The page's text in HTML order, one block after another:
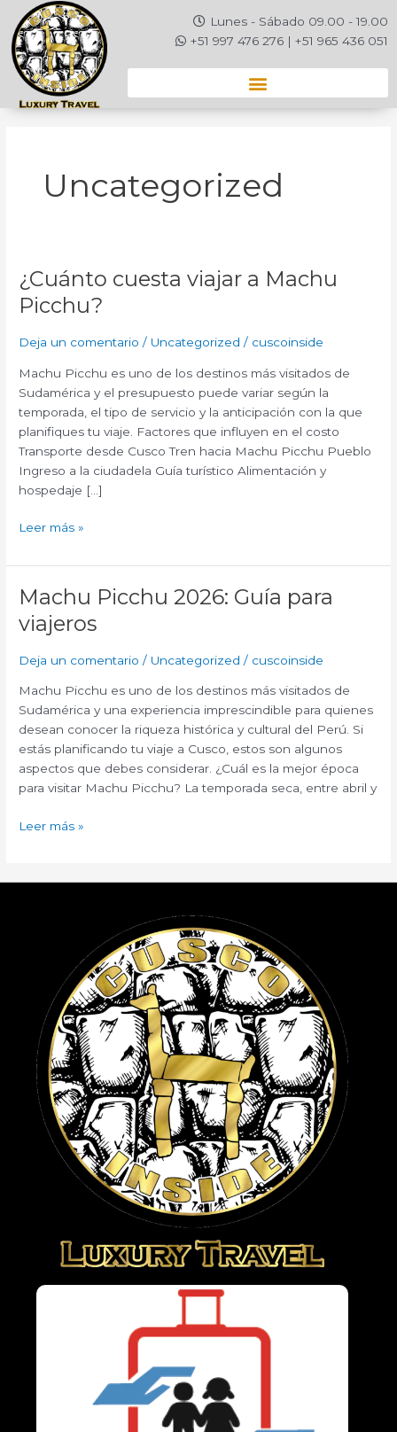
contenido
Lunes - Sábado 09.00 - 19.00
+51 997 476 276 | +51 965 436 051
Uncategorized
¿Cuánto cuesta viajar a Machu
Picchu?
Deja un comentario / Uncategorized / cuscoinside
Machu Picchu es uno de los destinos más visitados de
Sudamérica y el presupuesto puede variar según la
temporada, el tipo de servicio y la anticipación con la que
planifiques tu viaje. Factores que influyen en el costo
Transporte desde Cusco Tren hacia Machu Picchu Pueblo
Ingreso a la ciudadela Guía turístico Alimentación y
hospedaje […]
¿Cuánto
cuesta
viajar
Machu
Picchu?
Leer más »
Machu Picchu 2026: Guía para
viajeros
Deja un comentario / Uncategorized / cuscoinside
Machu Picchu es uno de los destinos más visitados de
Sudamérica y una experiencia imprescindible para quienes
desean conocer la riqueza histórica y cultural del Perú. Si
estás planificando tu viaje a Cusco, estos son algunos
aspectos que debes considerar. ¿Cuál es la mejor época
para visitar Machu Picchu? La temporada seca, entre abril y
Machu
Picchu
2026:
para
viajeros
Leer más »